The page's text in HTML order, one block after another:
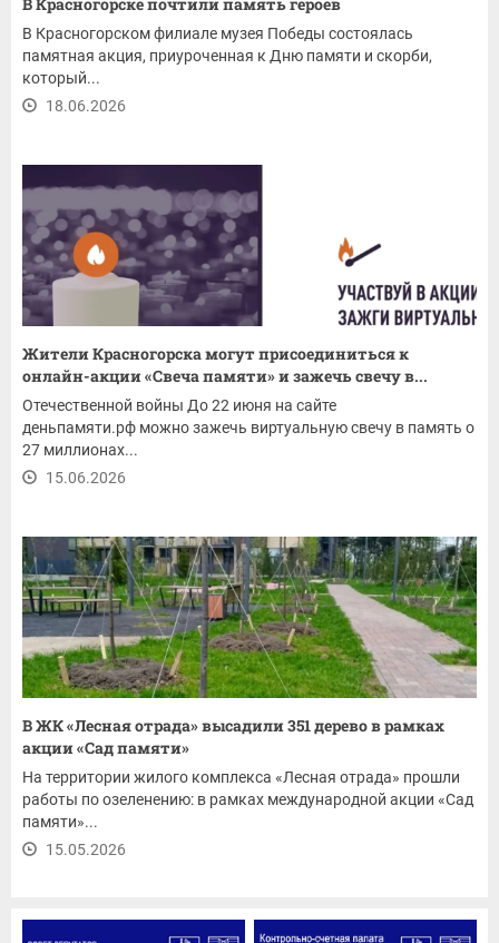
В Красногорском филиале музея Победы состоялась
памятная акция, приуроченная к Дню памяти и скорби,
который...
18.06.2026
Жители Красногорска могут присоединиться к
онлайн-акции «Свеча памяти» и зажечь свечу в...
Отечественной войны До 22 июня на сайте
деньпамяти.рф можно зажечь виртуальную свечу в память о
27 миллионах...
15.06.2026
В ЖК «Лесная отрада» высадили 351 дерево в рамках
акции «Сад памяти»
На территории жилого комплекса «Лесная отрада» прошли
работы по озеленению: в рамках международной акции «Сад
памяти»...
15.05.2026